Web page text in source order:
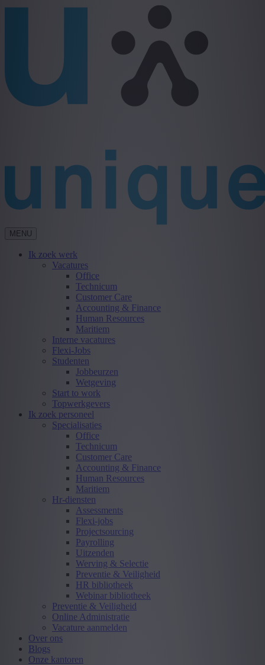
MENU
Ik zoek werk
Vacatures
Office
Technicum
Customer Care
Accounting & Finance
Human Resources
Maritiem
Interne vacatures
Flexi-Jobs
Studenten
Jobbeurzen
Wetgeving
Start to work
Topwerkgevers
Ik zoek personeel
Specialisaties
Office
Technicum
Customer Care
Accounting & Finance
Human Resources
Maritiem
Hr-diensten
Assessments
Flexi-jobs
Projectsourcing
Payrolling
Uitzenden
Werving & Selectie
Preventie & Veiligheid
HR bibliotheek
Webinar bibliotheek
Preventie & Veiligheid
Online Administratie
Vacature aanmelden
Over ons
Blogs
Onze kantoren